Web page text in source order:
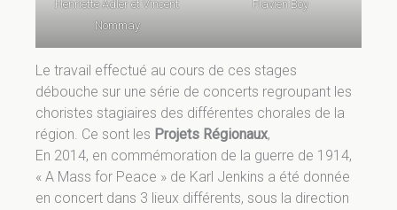
Henriette Adler et Vincent
Nommay
Flavien Boy
Le travail effectué au cours de ces stages
débouche sur une série de concerts regroupant les
choristes stagiaires des différentes chorales de la
région. Ce sont les Projets Régionaux,
En 2014, en commémoration de la guerre de 1914,
« A Mass for Peace » de Karl Jenkins a été donnée
en concert dans 3 lieux différents, sous la direction